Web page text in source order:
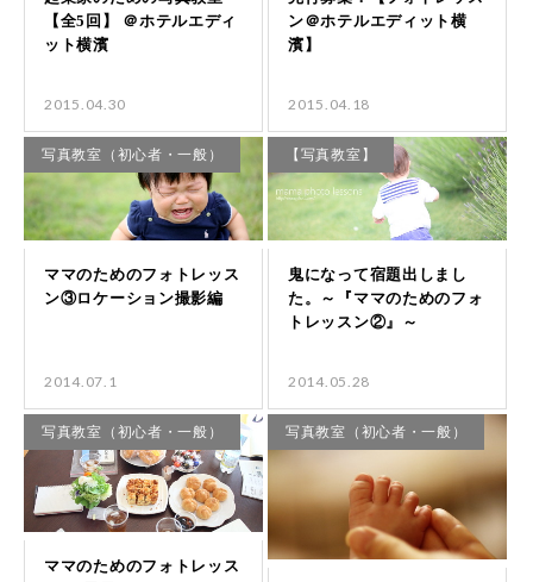
2015.04.30 2015.04.18
写真教室（初心者・一般）
2014.07.1
【写真教室】
2014.05.28
写真教室（初心者・一般） 写真教室（初心者・一般）